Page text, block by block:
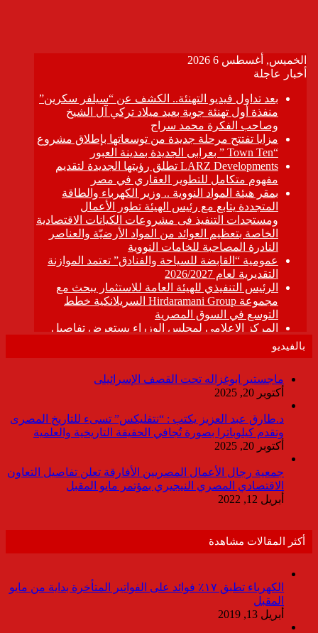
بالفيديو
ماجستير ابوغزاله تحت القصف الإسرائيلى
أكتوبر 20, 2025
د.طارق عبد العزيز يكتب : “نتفليكس” تسىء للتاريخ المصرى
وتقدم كيلوباترا بصورة تُجافي الحقيقة التاريخية والعلمية
أكتوبر 20, 2025
جمعية رجال الأعمال المصريين الأفارقة تعلن تفاصيل التعاون
الاقتصادي المصري النيجيري بمؤتمر مايو المقبل
أبريل 12, 2022
أكثر المقالات مشاهدة
الكهرباء تطبق ١٧٪ فوائد على الفواتير المتأخرة بداية من مايو
المقبل
أبريل 13, 2019